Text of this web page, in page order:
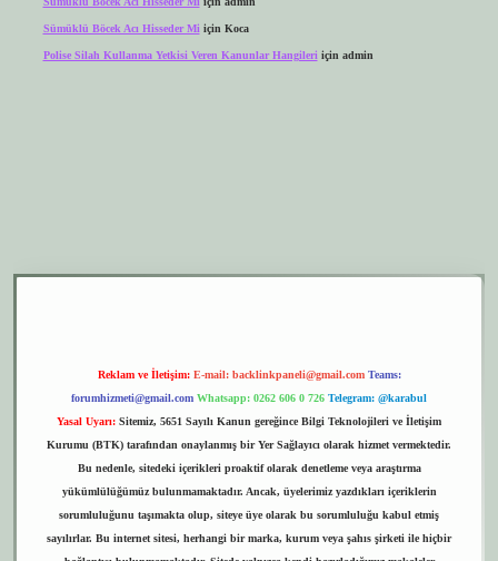
Sümüklü Böcek Acı Hisseder Mi için Koca
Polise Silah Kullanma Yetkisi Veren Kanunlar Hangileri için admin
Reklam ve İletişim: E-mail: backlinkpaneli@gmail.com Teams:
forumhizmeti@gmail.com Whatsapp: 0262 606 0 726 Telegram: @karabul
Yasal Uyarı: Sitemiz, 5651 Sayılı Kanun gereğince Bilgi Teknolojileri ve İletişim
Kurumu (BTK) tarafından onaylanmış bir Yer Sağlayıcı olarak hizmet vermektedir.
Bu nedenle, sitedeki içerikleri proaktif olarak denetleme veya araştırma
yükümlülüğümüz bulunmamaktadır. Ancak, üyelerimiz yazdıkları içeriklerin
sorumluluğunu taşımakta olup, siteye üye olarak bu sorumluluğu kabul etmiş
sayılırlar. Bu internet sitesi, herhangi bir marka, kurum veya şahıs şirketi ile hiçbir